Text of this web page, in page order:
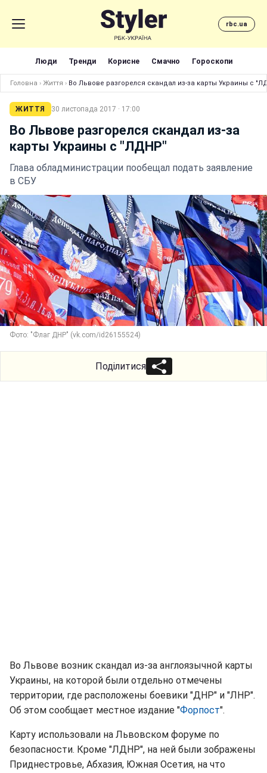
rbc.ua
Люди Тренди Корисне Смачно Гороскопи
Головна › Життя › Во Львове разгорелся скандал из-за карты Украины с
ЖИТТЯ 30 листопада 2017 · 17:00
Во Львове разгорелся скандал из-за
карты Украины с "ЛДНР"
Глава обладминистрации пообещал подать заявление
в СБУ
Фото: "Флаг ДНР" (vk.com/id26155524)
Поділитися
Во Львове возник скандал из-за англоязычной карты
Украины, на которой были отдельно отмечены
территории, где расположены боевики "ДНР" и "ЛНР".
Об этом сообщает местное издание "Форпост".
Карту использовали на Львовском форуме по
безопасности. Кроме "ЛДНР", на ней были зображены
Приднестровье, Абхазия, Южная Осетия, на что